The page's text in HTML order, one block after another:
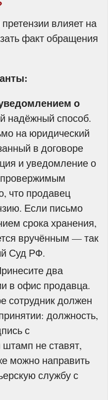
влияет на
факт обращения
о
надёжный способ.
на юридический
в договоре
и уведомление о
что продавец
Если письмо
срока хранения,
вручённым — так
Суд РФ.
два
в офис продавца.
сотрудник должен
должность,
с
не ставят,
можно направить
службу с